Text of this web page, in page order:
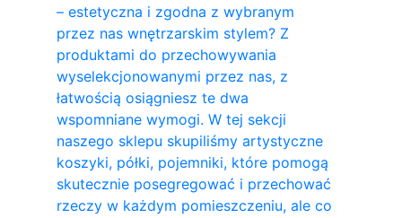
– estetyczna i zgodna z wybranym
przez nas wnętrzarskim stylem? Z
produktami do przechowywania
wyselekcjonowanymi przez nas, z
łatwością osiągniesz te dwa
wspomniane wymogi. W tej sekcji
naszego sklepu skupiliśmy artystyczne
koszyki, półki, pojemniki, które pomogą
skutecznie posegregować i przechować
rzeczy w każdym pomieszczeniu, ale co